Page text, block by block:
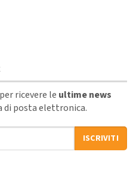
ricevere le ultime news
posta elettronica.
ISCRIVITI